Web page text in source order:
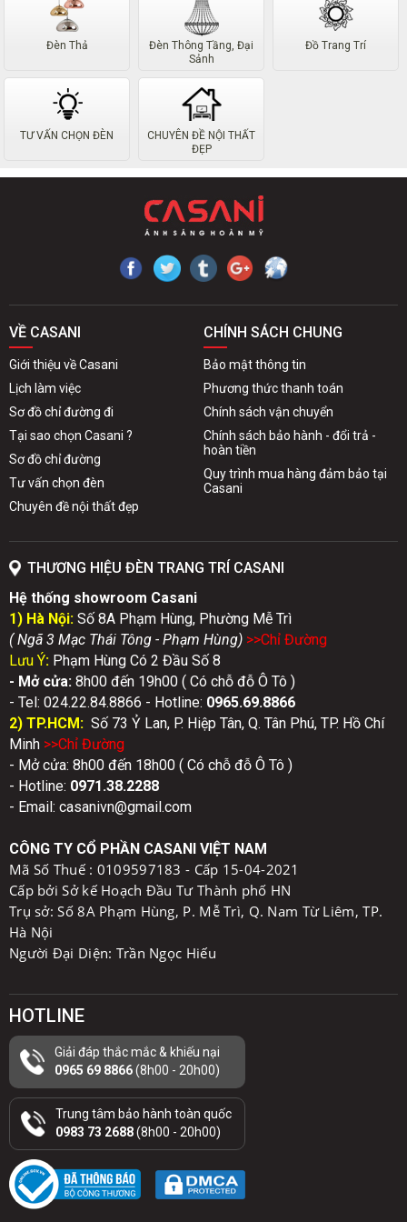
trang trí nói chung và đèn đọc sách hiện đại nói riêng.
Với tiêu chí chất lượng đặt lên hàng đầu sẽ mang đến
cho bạn sản phẩm đạt tiêu chí về chất lượng cũng như
Nếu bạn yêu thích sản phẩm đèn trang trí hãy liên hệ
ngay với Casani để được mua với giá tốt nhất nhé!
Đèn Thả
Đèn Thông Tầng, Đại
Sảnh
Đồ Trang Trí
TƯ VẤN CHỌN ĐÈN
CHUYÊN ĐỀ NỘI THẤT
ĐẸP
VỀ CASANI
Giới thiệu về Casani
Lịch làm việc
Sơ đồ chỉ đường đi
Tại sao chọn Casani ?
Sơ đồ chỉ đường
Tư vấn chọn đèn
Chuyên đề nội thất đẹp
CHÍNH SÁCH CHUNG
Bảo mật thông tin
Phương thức thanh toán
Chính sách vận chuyển
Chính sách bảo hành - đổi trả -
hoàn tiền
Quy trình mua hàng đảm bảo tại
Casani
THƯƠNG HIỆU ĐÈN TRANG TRÍ CASANI
Hệ thống showroom Casani
1) Hà Nội: Số 8A Phạm Hùng, Phường Mễ Trì
( Ngã 3 Mạc Thái Tông - Phạm Hùng) >>Chỉ Đường
Lưu Ý: Phạm Hùng Có 2 Đầu Số 8
- Mở cửa: 8h00 đến 19h00 ( Có chỗ đỗ Ô Tô )
- Tel: 024.22.84.8866 - Hotline: 0965.69.8866
2) TP.HCM: Số 73 Ỷ Lan, P. Hiệp Tân, Q. Tân Phú, TP. Hồ Chí
Minh >>Chỉ Đường
- Mở cửa: 8h00 đến 18h00 ( Có chỗ đỗ Ô Tô )
- Hotline: 0971.38.2288
- Email: casanivn@gmail.com
CÔNG TY CỔ PHẦN CASANI VIỆT NAM
Mã Số Thuế : 0109597183 - Cấp 15-04-2021
Cấp bởi Sở kế Hoạch Đầu Tư Thành phố HN
Trụ sở: Số 8A Phạm Hùng, P. Mễ Trì, Q. Nam Từ Liêm, TP.
Hà Nội
Người Đại Diện: Trần Ngọc Hiếu
HOTLINE
Giải đáp thắc mắc & khiếu nại
0965 69 8866(8h00 - 20h00)
Trung tâm bảo hành toàn quốc
0983 73 2688(8h00 - 20h00)